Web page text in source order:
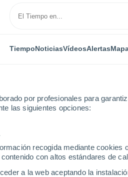
por profesionales para
las siguientes opciones:
recogida mediante
con altos estándares de
a la web aceptando la
TiempoNoticiasVídeosAlertas
Island